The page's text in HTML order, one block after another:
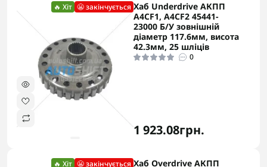
🔥 Хіт 😬 закінчується Хаб Underdrive АКПП
A4CF1, A4CF2 45441-
23000 Б/У зовнішній
діаметр 117.6мм, висота
42.3мм, 25 шліців
0
1 923.08грн.
🔥 Хіт 😬 закінчується Хаб Overdrive АКПП